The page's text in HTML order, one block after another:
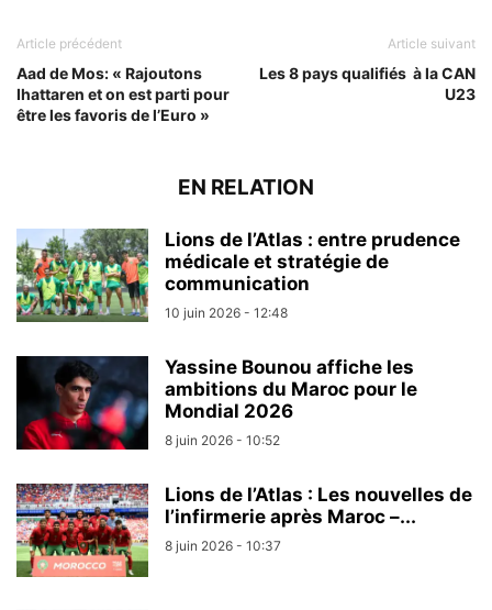
Article précédent
Aad de Mos: « Rajoutons
Ihattaren et on est parti pour
être les favoris de l’Euro »
Article suivant
Les 8 pays qualifiés à la CAN
U23
EN RELATION
Lions de l’Atlas : entre prudence
médicale et stratégie de
communication
10 juin 2026 - 12:48
Yassine Bounou affiche les
ambitions du Maroc pour le
Mondial 2026
8 juin 2026 - 10:52
Lions de l’Atlas : Les nouvelles de
l’infirmerie après Maroc –...
8 juin 2026 - 10:37